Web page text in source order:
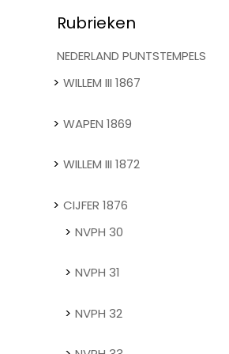
Rubrieken
NEDERLAND PUNTSTEMPELS
WILLEM III 1867
WAPEN 1869
WILLEM III 1872
CIJFER 1876
NVPH 30
NVPH 31
NVPH 32